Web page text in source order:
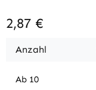
2,87 €
Anzahl
Ab 10